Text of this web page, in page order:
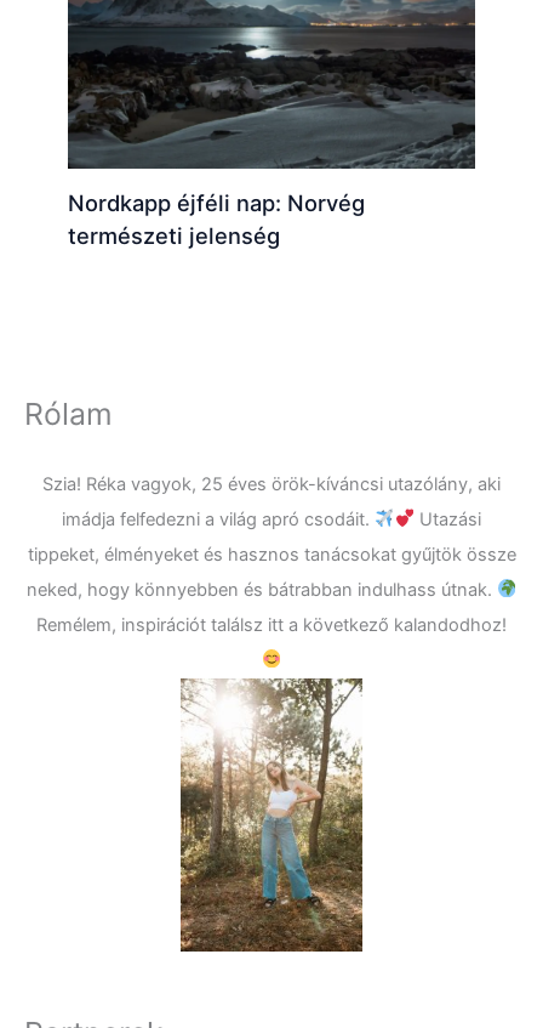
Nordkapp éjféli nap: Norvég
természeti jelenség
Rólam
Szia! Réka vagyok, 25 éves örök-kíváncsi utazólány, aki
imádja felfedezni a világ apró csodáit.
Utazási
tippeket, élményeket és hasznos tanácsokat gyűjtök össze
neked, hogy könnyebben és bátrabban indulhass útnak.
Remélem, inspirációt találsz itt a következő kalandodhoz!